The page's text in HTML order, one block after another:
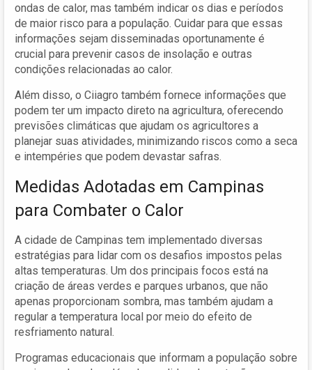
ondas de calor, mas também indicar os dias e períodos
de maior risco para a população. Cuidar para que essas
informações sejam disseminadas oportunamente é
crucial para prevenir casos de insolação e outras
condições relacionadas ao calor.
Além disso, o Ciiagro também fornece informações que
podem ter um impacto direto na agricultura, oferecendo
previsões climáticas que ajudam os agricultores a
planejar suas atividades, minimizando riscos como a seca
e intempéries que podem devastar safras.
Medidas Adotadas em Campinas
para Combater o Calor
A cidade de Campinas tem implementado diversas
estratégias para lidar com os desafios impostos pelas
altas temperaturas. Um dos principais focos está na
criação de áreas verdes e parques urbanos, que não
apenas proporcionam sombra, mas também ajudam a
regular a temperatura local por meio do efeito de
resfriamento natural.
Programas educacionais que informam a população sobre